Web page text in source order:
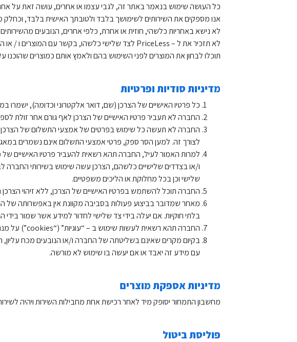
כל העושה שימוש בנאמר באתר זה, לגבי עצמו או אחרים, עושה זאת על
אנו מספקים את השירותים לשימושך בלבד ולטובתך האישית בלבד, וכחלק
לא נישא באחריות כלשהי, חוזית או אחרת, כלפי אחרים, הנובעים
לא תזכיר את ל – PriceLess לצד שלישי כלשהו, ​​בקשר עם המוצרים ו / או השירותים, אלא אם כן נדרש אזכור מפורש ב"חוק ".
תוכלו לבחון את המוצרים לפני השימוש בהם ולאמץ אותם כמוצרים שהוכנו
מדיניות סודיות ופרטיות
כל פרטיו האישיים של הצרכן (שם, דואר אלקטרוני וכדומה), ישמרו
החברה לא תעביר פרטיו האישיים של הצרכן לאף גורם אחר זולת
החברה לא תעשה כל שימוש בפרטים של אמצעי התשלום של הצרכן
לצורך זה. למען הסר ספק, פרטי אמצעי התשלום אינם נשמרים
למרות האמור לעיל, החברה תהא רשאית להעביר פרטיו האישיים
ו/או בצדדים שלישיים כלשהם, הצרכן עשה שימוש בשירותי החברה
שלישי וכן בכל מחלוקת או הליכים משפטיים.
החברה תוכל להשתמש בפרטיו האישיים של הצרכן, ללא זיהוי הצרכן
מאחר שמדובר בביצוע פעולות בסביבה מקוונת אין באפשרותה של
בלתי חוקיות. אם יעלה בידי צד שלישי לחדור למידע אשר שמור
החברה תהא רשאית לעשות שימוש ב – “עוגיות” (“cookies”) על מנת לספק למשתמש שירות מהיר ויעיל ולחסוך מהצרכן הצורך להזין את פרטיו האישיים בכל כניסה לאתר.
בקיום מקרים שאינם בשליטתה של החברה ו/או הנובעים מכח
עם מידע זה יאבד או אם יעשה בו שימוש לא מורשה.
מדיניות אספקת מוצרים
מחשבון התמחור יסופק מיד לאחר רכישת אחת מחבילות השירות ויהיה
פוליסת ביטול